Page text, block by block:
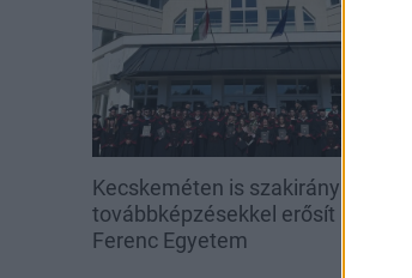
Kecskeméten is szakirányú
továbbképzésekkel erősít a Gál
Ferenc Egyetem